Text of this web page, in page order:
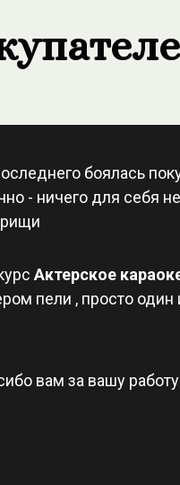
боялась
- ничего для себя
Актерское
пели , просто
вам за вашу